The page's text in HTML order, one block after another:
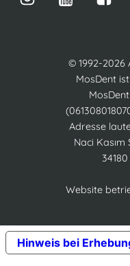
© 1992-2026
MosDent
Adresse
Naci
Website
Hinweis bei